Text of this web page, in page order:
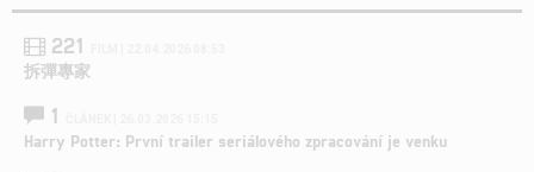
221
拆彈專家
1
Harry Potter: První trailer seriálového zpracování je venku